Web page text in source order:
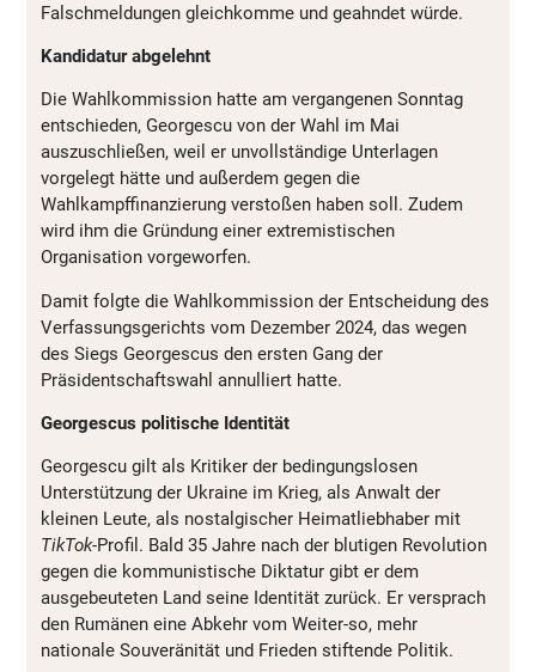
Falschmeldungen gleichkomme und geahndet würde.
Kandidatur abgelehnt
Die Wahlkommission hatte am vergangenen Sonntag
entschieden, Georgescu von der Wahl im Mai
auszuschließen, weil er unvollständige Unterlagen
vorgelegt hätte und außerdem gegen die
Wahlkampffinanzierung verstoßen haben soll. Zudem
wird ihm die Gründung einer extremistischen
Organisation vorgeworfen.
Damit folgte die Wahlkommission der Entscheidung des
Verfassungsgerichts vom Dezember 2024, das wegen
des Siegs Georgescus den ersten Gang der
Präsidentschaftswahl annulliert hatte.
Georgescus politische Identität
Georgescu gilt als Kritiker der bedingungslosen
Unterstützung der Ukraine im Krieg, als Anwalt der
kleinen Leute, als nostalgischer Heimatliebhaber mit
TikTok-Profil. Bald 35 Jahre nach der blutigen Revolution
gegen die kommunistische Diktatur gibt er dem
ausgebeuteten Land seine Identität zurück. Er versprach
den Rumänen eine Abkehr vom Weiter-so, mehr
nationale Souveränität und Frieden stiftende Politik.